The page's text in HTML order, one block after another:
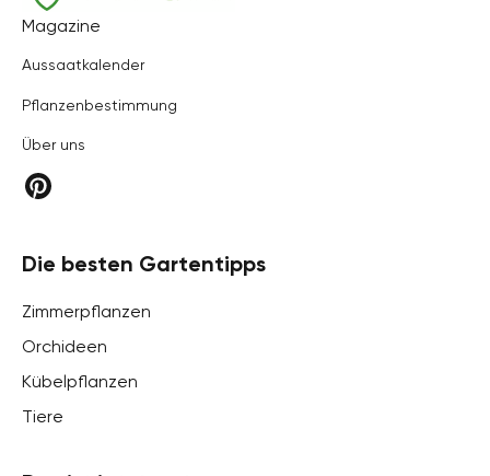
Hortica
Magazine
Aussaatkalender
Pflanzenbestimmung
Über uns
Die besten Gartentipps
Zimmerpflanzen
Orchideen
Kübelpflanzen
Tiere